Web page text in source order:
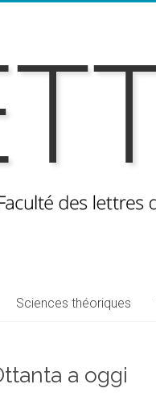
Sciences théoriques
a oggi